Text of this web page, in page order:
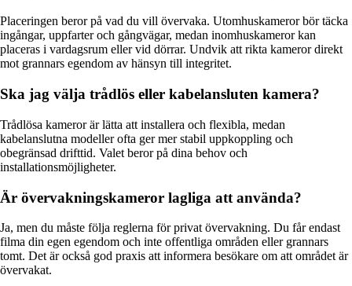
Placeringen beror på vad du vill övervaka. Utomhuskameror bör täcka
ingångar, uppfarter och gångvägar, medan inomhuskameror kan
placeras i vardagsrum eller vid dörrar. Undvik att rikta kameror direkt
mot grannars egendom av hänsyn till integritet.
Ska jag välja trådlös eller kabelansluten kamera?
Trådlösa kameror är lätta att installera och flexibla, medan
kabelanslutna modeller ofta ger mer stabil uppkoppling och
obegränsad drifttid. Valet beror på dina behov och
installationsmöjligheter.
Är övervakningskameror lagliga att använda?
Ja, men du måste följa reglerna för privat övervakning. Du får endast
filma din egen egendom och inte offentliga områden eller grannars
tomt. Det är också god praxis att informera besökare om att området är
övervakat.